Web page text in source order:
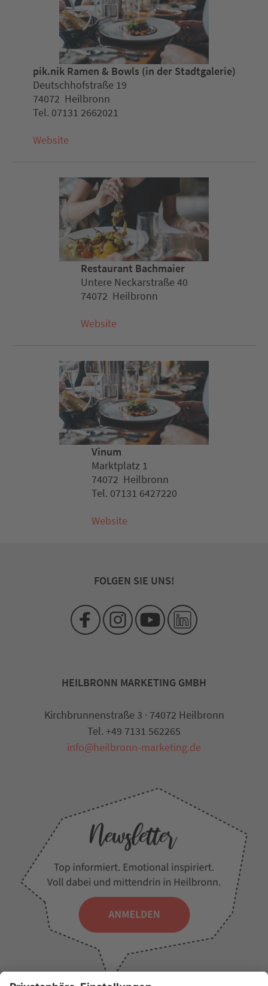
pik.nik Ramen & Bowls (in der Stadtgalerie)
Deutschhofstraße 19
74072 Heilbronn
Tel. 07131 2662021
Website
Restaurant Bachmaier
Untere Neckarstraße 40
74072 Heilbronn
Website
Vinum
Marktplatz 1
74072 Heilbronn
Tel. 07131 6427220
Website
FOLGEN SIE UNS!
HEILBRONN MARKETING GMBH
Kirchbrunnenstraße 3 · 74072 Heilbronn
Tel. +49 7131 562265
info@heilbronn-marketing.de